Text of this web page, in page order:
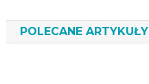
POLECANE ARTYKUŁY